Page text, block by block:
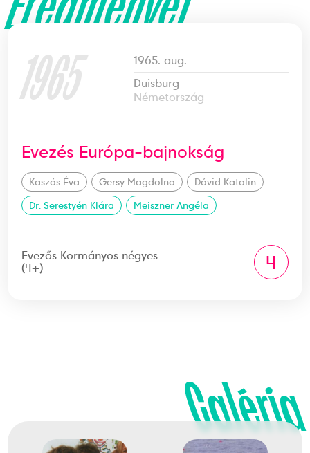
1965
1965. aug.
Duisburg
Németország
Evezés Európa-bajnokság
Kaszás Éva Gersy Magdolna
Dávid Katalin
Dr. Serestyén Klára
Meiszner Angéla
Evezős Kormányos négyes
(4+)
4
Galéria